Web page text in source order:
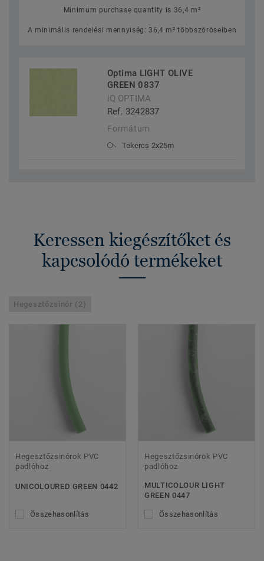
Minimum purchase quantity is 36,4 m²
A minimális rendelési mennyiség: 36,4 m² többszöröseiben
Optima LIGHT OLIVE
GREEN 0837
iQ OPTIMA
Ref. 3242837
Formátum
Tekercs 2x25m
Keressen kiegészítőket és
kapcsolódó termékeket
Hegesztőzsinór (2)
Hegesztőzsinórok PVC
padlóhoz
UNICOLOURED GREEN 0442
Összehasonlítás
Hegesztőzsinórok PVC
padlóhoz
MULTICOLOUR LIGHT
GREEN 0447
Összehasonlítás